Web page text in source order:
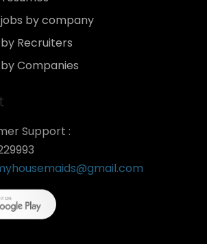
by company
Recruiters
Companies
Support :